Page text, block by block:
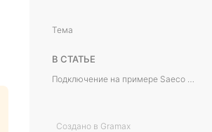
Тема
В СТАТЬЕ
Создано в Gramax